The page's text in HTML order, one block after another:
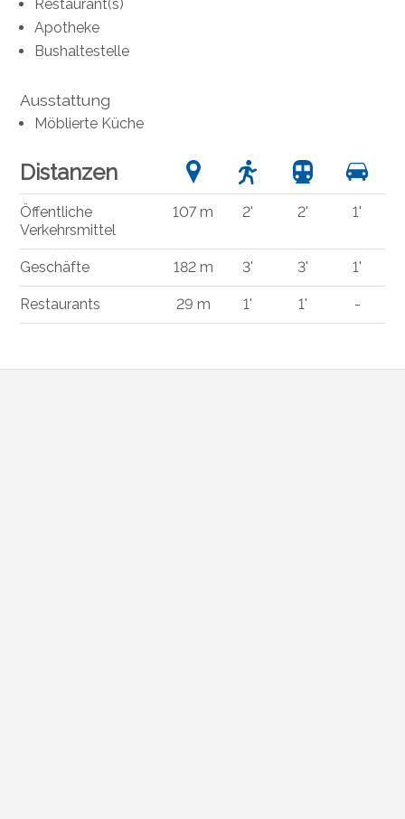
Restaurant(s)
Apotheke
Bushaltestelle
Ausstattung
Möblierte Küche
Distanzen
Öffentliche
Verkehrsmittel
107 m 2' 2' 1'
Geschäfte 182 m 3' 3' 1'
Restaurants 29 m 1' 1' -